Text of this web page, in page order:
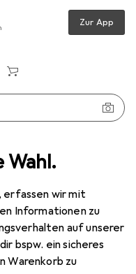
Wahl.
erfassen wir mit
Informationen zu
auf unserer
bspw. ein sicheres
Warenkorb zu
Zur App
Puzzle - Australiens Wildnis
Wildnis